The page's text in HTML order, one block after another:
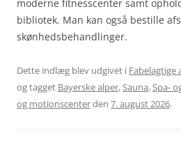
moderne fitnesscenter samt
bibliotek. Man kan også bestille
skønhedsbehandlinger.
Dette indlæg blev udgivet i Fabelagtige
og tagget Bayerske alper,Sauna,Spa-
og motionscenterden 7. august 2026.